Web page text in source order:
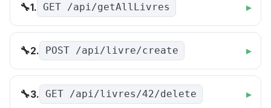
🔧1. GET /api/getAllLivres
🔧2. POST /api/livre/create
🔧3. GET /api/livres/42/delete